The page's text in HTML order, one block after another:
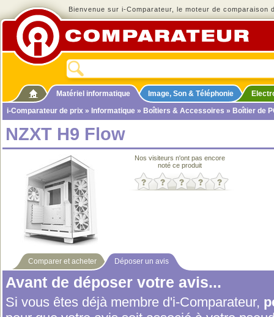
Bienvenue sur i-Comparateur, le moteur de comparaison
Matériel informatique Image, Son & Téléphonie
i-Comparateur de prix » Informatique » Boîtiers & Accessoires » Boîtier de
NZXT H9 Flow
Nos visiteurs n'ont pas encore
noté ce produit
Comparer et acheter Déposer un avis
Avant de déposer votre avis...
Si vous êtes déjà membre d'i-Comparateur,